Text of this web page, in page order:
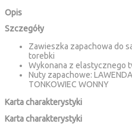
Opis
Szczegóły
Zawieszka zapachowa do
torebki
Wykonana z elastycznego
Nuty zapachowe:
TONKOWIEC WONNY
Karta charakterystyki
Karta charakterystyki